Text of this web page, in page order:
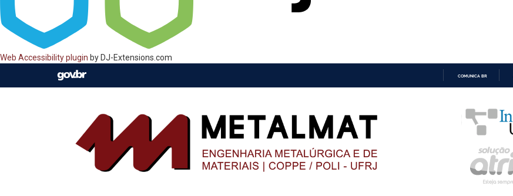
Web Accessibility plugin by DJ-Extensions.com
COMUNICA BR